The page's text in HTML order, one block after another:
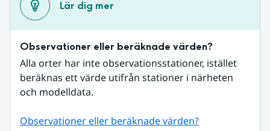
Lär dig mer
Observationer eller beräknade värden?
Alla orter har inte observationsstationer, istället
beräknas ett värde utifrån stationer i närheten
och modelldata.
Observationer eller beräknade värden?